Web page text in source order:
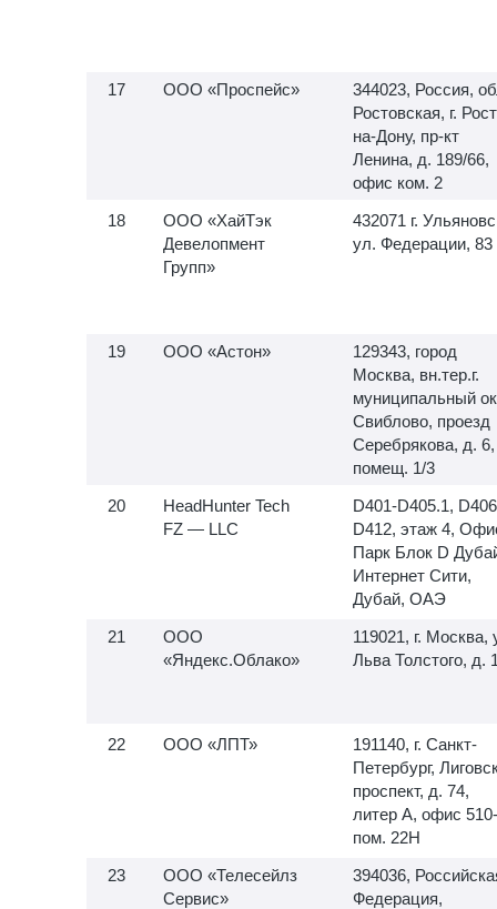
ООО «Проспейс»
344023, Россия,
Ростовская, г.
на-Дону, пр-кт
Ленина, д. 189/66,
офис ком. 2
ООО «ХайТэк
Девелопмент
Групп»
432071 г.
ул. Федерации, 83
ООО «Астон»
129343, город
Москва, вн.тер.г.
муниципальный
Свиблово, проезд
Серебрякова, д. 6,
помещ. 1/3
HeadHunter Tech
FZ — LLC
D401-D405.1,
D412, этаж 4,
Парк Блок D
Интернет Сити,
Дубай, ОАЭ
ООО
«Яндекс.Облако»
119021, г. Москва,
Льва Толстого, д.
ООО «ЛПТ»
191140, г. Санкт-
Петербург,
проспект, д. 74,
литер А, офис
пом. 22Н
ООО «Телесейлз
Сервис»
394036,
Федерация,